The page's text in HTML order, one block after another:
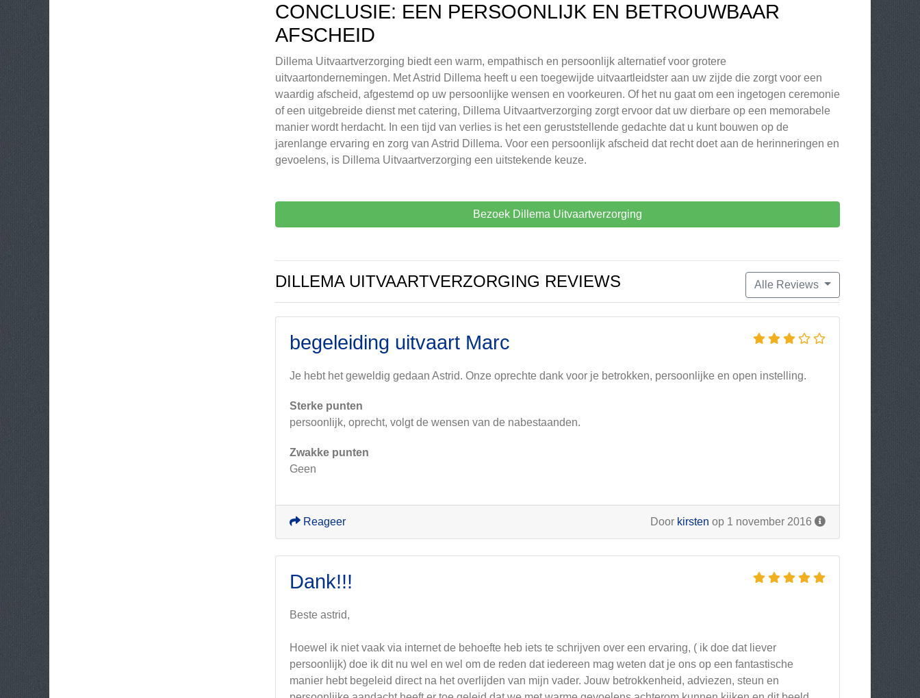
CONCLUSIE: EEN PERSOONLIJK EN BETROUWBAAR
AFSCHEID
Dillema Uitvaartverzorging biedt een warm, empathisch en persoonlijk alternatief voor grotere
uitvaartondernemingen. Met Astrid Dillema heeft u een toegewijde uitvaartleidster aan uw zijde die zorgt voor een
waardig afscheid, afgestemd op uw persoonlijke wensen en voorkeuren. Of het nu gaat om een ingetogen ceremonie
of een uitgebreide dienst met catering, Dillema Uitvaartverzorging zorgt ervoor dat uw dierbare op een memorabele
manier wordt herdacht. In een tijd van verlies is het een geruststellende gedachte dat u kunt bouwen op de
jarenlange ervaring en zorg van Astrid Dillema. Voor een persoonlijk afscheid dat recht doet aan de herinneringen en
gevoelens, is Dillema Uitvaartverzorging een uitstekende keuze.
Bezoek Dillema Uitvaartverzorging
Alle Reviews
DILLEMA UITVAARTVERZORGING REVIEWS
begeleiding uitvaart Marc
Je hebt het geweldig gedaan Astrid. Onze oprechte dank voor je betrokken, persoonlijke en open instelling.
Sterke punten
persoonlijk, oprecht, volgt de wensen van de nabestaanden.
Zwakke punten
Geen
Door kirsten op 1 november 2016
Reageer
Dank!!!
Beste astrid,
Hoewel ik niet vaak via internet de behoefte heb iets te schrijven over een ervaring, ( ik doe dat liever
persoonlijk) doe ik dit nu wel en wel om de reden dat iedereen mag weten dat je ons op een fantastische
manier hebt begeleid direct na het overlijden van mijn vader. Jouw betrokkenheid, adviezen, steun en